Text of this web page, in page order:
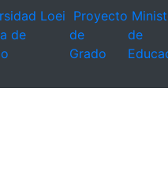
de
Loei Proyecto
de
Grado
de